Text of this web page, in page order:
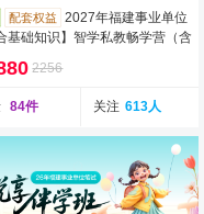
配套权益
2027年福建事业单位
基础知识】智学私教畅学营（含
2256
84件 关注 613人